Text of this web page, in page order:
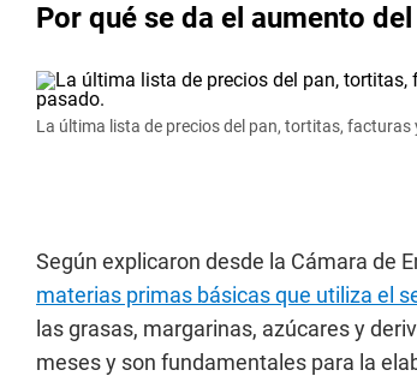
Por qué se da el aumento
La última lista de precios del pan, tortitas,
Según explicaron desde la Cámara de
materias primas básicas que utiliza el
las grasas, margarinas, azúcares y
meses y son fundamentales para la